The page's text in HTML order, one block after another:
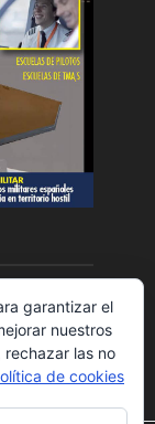
garantizar el
nuestros
las no
de cookies